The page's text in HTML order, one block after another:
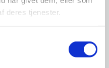
deres tjenester.